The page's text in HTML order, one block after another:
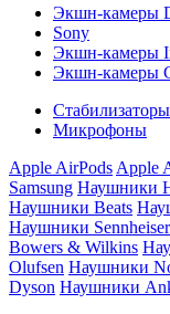
Экшн-камеры
Sony
Экшн-камеры
Экшн-камеры
Микрофоны
Apple AirPods Apple
Samsung Наушники
Наушники Beats
Наушники Sennheiser
Bowers & Wilkins
Olufsen Наушники
Dyson Наушники